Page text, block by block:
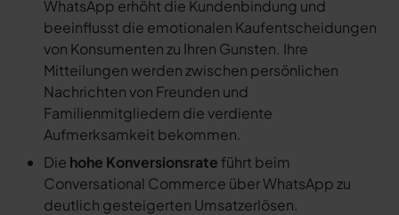
WhatsApp erhöht die Kundenbindung und
beeinflusst die emotionalen Kaufentscheidungen
von Konsumenten zu Ihren Gunsten. Ihre
Mitteilungen werden zwischen persönlichen
Nachrichten von Freunden und
Familienmitgliedern die verdiente
Aufmerksamkeit bekommen.
Die hohe Konversionsrate führt beim
Conversational Commerce über WhatsApp zu
deutlich gesteigerten Umsatzerlösen.